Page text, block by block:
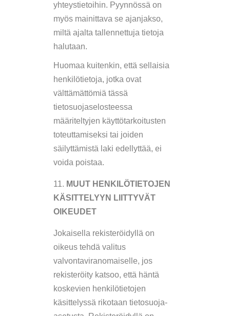
yhteystietoihin. Pyynnössä on
myös mainittava se ajanjakso,
miltä ajalta tallennettuja tietoja
halutaan.
Huomaa kuitenkin, että sellaisia
henkilötietoja, jotka ovat
välttämättömiä tässä
tietosuojaselosteessa
määriteltyjen käyttötarkoitusten
toteuttamiseksi tai joiden
säilyttämistä laki edellyttää, ei
voida poistaa.
MUUT HENKILÖTIETOJEN
KÄSITTELYYN LIITTYVÄT
OIKEUDET
Jokaisella rekisteröidyllä on
oikeus tehdä valitus
valvontaviranomaiselle, jos
rekisteröity katsoo, että häntä
koskevien henkilötietojen
käsittelyssä rikotaan tietosuoja-